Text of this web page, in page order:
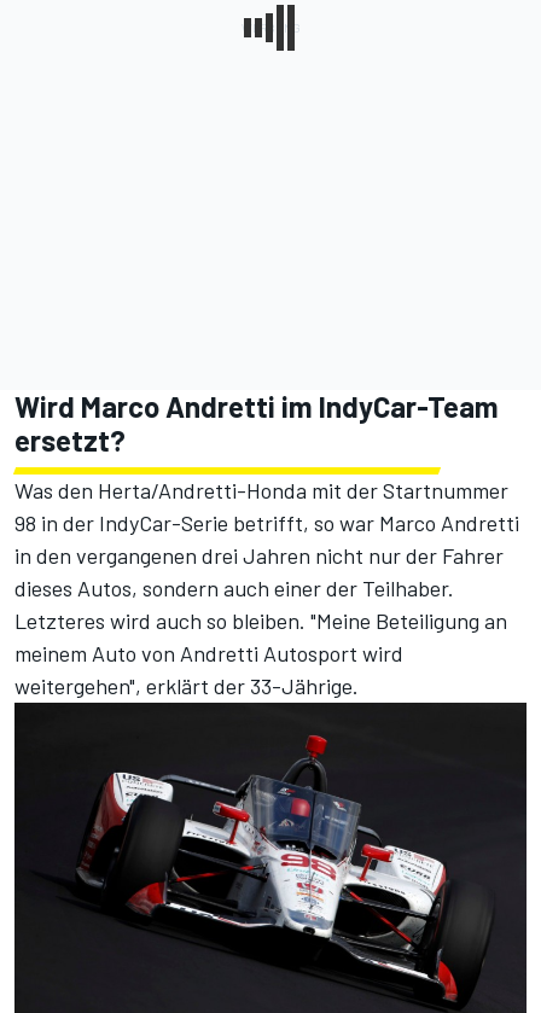
Wird Marco Andretti im IndyCar-Team
ersetzt?
Was den Herta/Andretti-Honda mit der Startnummer
98 in der IndyCar-Serie betrifft, so war Marco Andretti
in den vergangenen drei Jahren nicht nur der Fahrer
dieses Autos, sondern auch einer der Teilhaber.
Letzteres wird auch so bleiben. "Meine Beteiligung an
meinem Auto von Andretti Autosport wird
weitergehen", erklärt der 33-Jährige.